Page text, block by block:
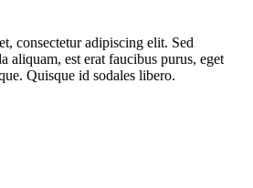
consectetur adipiscing elit. Sed
aliquam, est erat faucibus purus, eget
Quisque id sodales libero.